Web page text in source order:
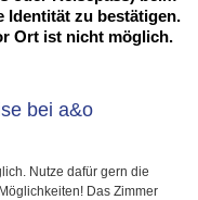
Identität zu bestätigen.
Ort ist nicht möglich.
bei a&o
Nutze dafür gern die
Das Zimmer